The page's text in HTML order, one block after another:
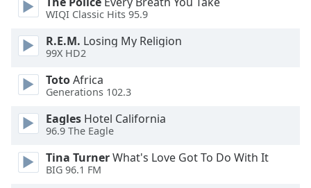
Opacity
Caption
Area
Background
Color
Opacity
WIQI Classic Hits 95.9
R.E.M. Losing My Religion
99X HD2
TotoAfrica
Generations 102.3
Eagles Hotel California
96.9 The Eagle
Tina TurnerWhat's Love Got To Do With It
BIG 96.1 FM